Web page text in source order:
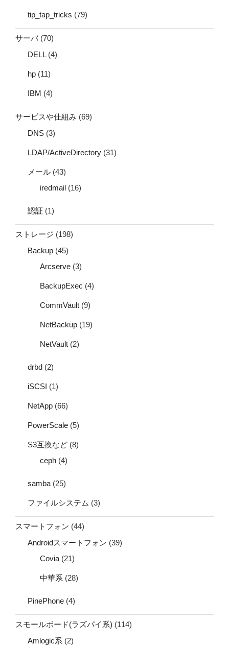
tip_tap_tricks (79)
サーバ(70)
DELL(4)
hp (11)
IBM (4)
サービスや仕組み (69)
DNS (3)
LDAP/ActiveDirectory (31)
メール (43)
iredmail (16)
認証 (1)
ストレージ (198)
Backup (45)
Arcserve (3)
BackupExec (4)
CommVault (9)
NetBackup (19)
NetVault (2)
drbd (2)
iSCSI (1)
NetApp (66)
PowerScale (5)
S3互換など (8)
ceph (4)
samba (25)
ファイルシステム (3)
スマートフォン (44)
Androidスマートフォン (39)
Covia (21)
中華系 (28)
PinePhone (4)
スモールボード(ラズパイ系) (114)
Amlogic系 (2)